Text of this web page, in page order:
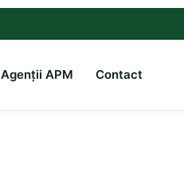
Agenții APM Contact